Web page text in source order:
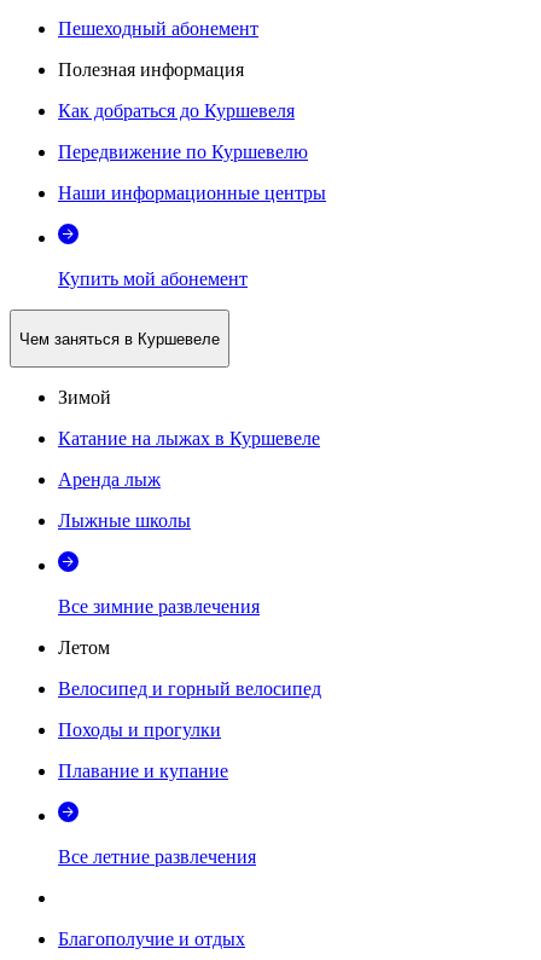
Пешеходный абонемент
Полезная информация
Как добраться до Куршевеля
Передвижение по Куршевелю
Наши информационные центры
Купить мой абонемент
Чем заняться в Куршевеле
Зимой
Катание на лыжах в Куршевеле
Аренда лыж
Лыжные школы
Все зимние развлечения
Летом
Велосипед и горный велосипед
Походы и прогулки
Плавание и купание
Все летние развлечения
Благополучие и отдых